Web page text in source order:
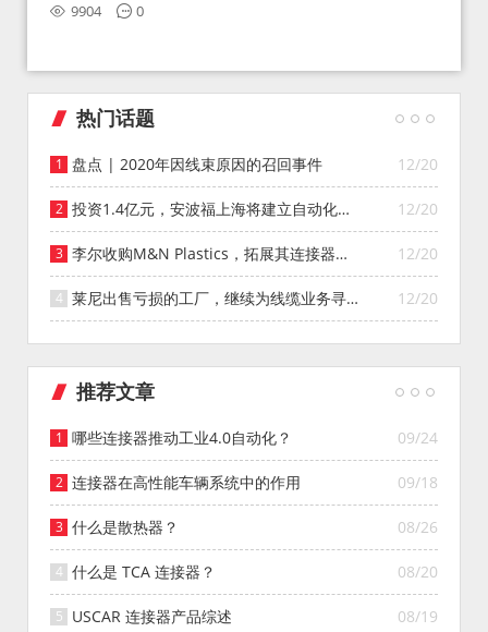
9904 0
热门话题
12/20
盘点 | 2020年因线束原因的召回事件
12/20
投资1.4亿元，安波福上海将建立自动化智
能仓库
12/20
李尔收购M&N Plastics，拓展其连接器系
统业务
12/20
莱尼出售亏损的工厂，继续为线缆业务寻找
投资者
推荐文章
09/24
哪些连接器推动工业4.0自动化？
09/18
连接器在高性能车辆系统中的作用
08/26
什么是散热器？
08/20
什么是 TCA 连接器？
08/19
USCAR 连接器产品综述